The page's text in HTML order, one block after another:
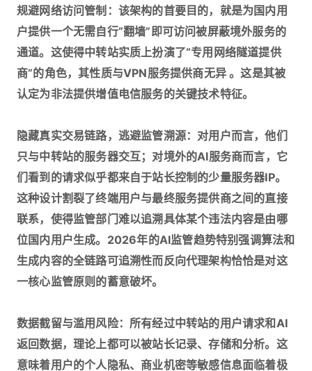
规避网络访问管制：该架构的首要目的，就是为国内用
户提供一个无需自行“翻墙”即可访问被屏蔽境外服务的
通道。这使得中转站实质上扮演了“专用网络隧道提供
商”的角色，其性质与VPN服务提供商无异 。这是其被
认定为非法提供增值电信服务的关键技术特征。
隐藏真实交易链路，逃避监管溯源：对用户而言，他们
只与中转站的服务器交互；对境外的AI服务商而言，它
们看到的请求似乎都来自于站长控制的少量服务器IP。
这种设计割裂了终端用户与最终服务提供商之间的直接
联系，使得监管部门难以追溯具体某个违法内容是由哪
位国内用户生成。2026年的AI监管趋势特别强调算法和
生成内容的全链路可追溯性而反向代理架构恰恰是对这
一核心监管原则的蓄意破坏。
数据截留与滥用风险：所有经过中转站的用户请求和AI
返回数据，理论上都可以被站长记录、存储和分析。这
意味着用户的个人隐私、商业机密等敏感信息面临着极